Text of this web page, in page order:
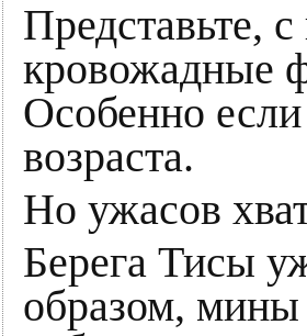
Представьте,
кровожадные
Особенно
возраста.
Но ужасов
Берега Тисы
образом, мины